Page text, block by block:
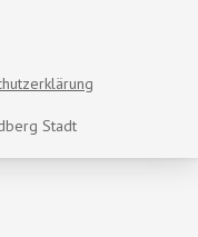
Stadt